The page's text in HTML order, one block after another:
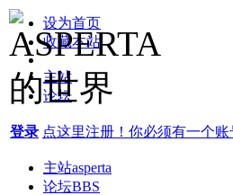
设为首页
收藏本站
主站
论坛
登录 点这里注册！你必须有一个账
主站asperta
论坛BBS